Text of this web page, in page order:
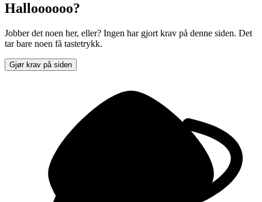
Halloooooo?
Jobber det noen her, eller? Ingen har gjort krav på denne siden. Det
tar bare noen få tastetrykk.
Gjør krav på siden